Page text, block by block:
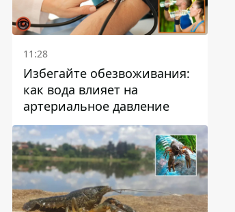
11:28
Избегайте обезвоживания:
как вода влияет на
артериальное давление